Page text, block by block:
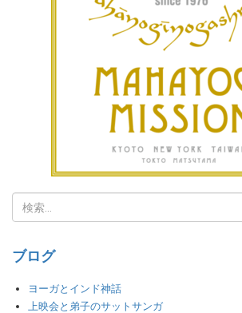
ブログ
ヨーガとインド神話
上映会と弟子のサットサンガ